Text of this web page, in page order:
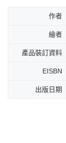
作者
繪者
產品裝訂資料
EISBN
出版日期